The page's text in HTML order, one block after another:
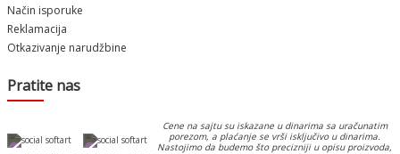
Način isporuke
Reklamacija
Otkazivanje narudžbine
Pratite nas
Cene na sajtu su iskazane u dinarima sa uračunatim
porezom, a plaćanje se vrši isključivo u dinarima.
Nastojimo da budemo što precizniji u opisu proizvoda,